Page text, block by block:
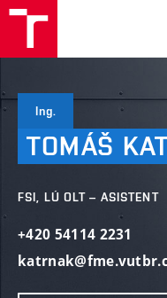
Ing.
TOMÁŠ
FSI, LÚ OLT – ASISTENT
+420 54114 2231